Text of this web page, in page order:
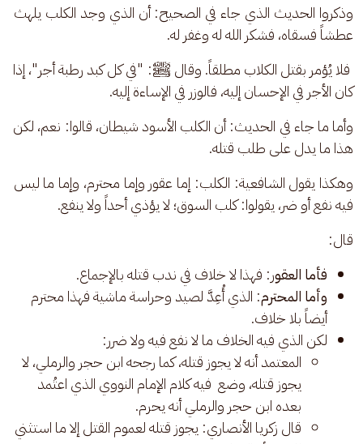
وذكروا الحديث الذي جاء في الصحيح: أن الذي وجد الكلب يلهث
عطشاً فسقاه، فشكر الله له وغفر له.
فلا يُؤمر بقتل الكلاب مطلقاً. وقال ﷺ: "في كل كبد رطبة أجر"، إذا
كان الأجر في الإحسان إليه، فالوزر في الإساءة إليه.
وأما ما جاء في الحديث: أن الكلب الأسود شيطان، قالوا: نعم، لكن
هذا ما يدل على طلب قتله.
وهكذا يقول الشافعية: الكلب: إما عقور وإما محترم، وإما ما ليس
فيه نفع أو ضر، يقولوا: كلب السوق؛ لا يؤذي أحداً ولا ينفع.
قال:
فأما العقور: فهذا لا خلاف في ندب قتله بالإجماع.
وأما المحترم: الذي أُعِدَّ لصيد وحراسة ماشية فهذا محترم
أيضاً بلا خلاف.
لكن الذي فيه الخلاف ما لا نفع فيه ولا ضرر:
المعتمد أنه لا يجوز قتله، كما رجحه ابن حجر والرملي، لا
يجوز قتله، وضع فيه كلام الإمام النووي الذي اعتُمد
بعده ابن حجر والرملي أنه يحرم.
قال زكريا الأنصاري: يجوز قتله لعموم القتل إلا ما استثني